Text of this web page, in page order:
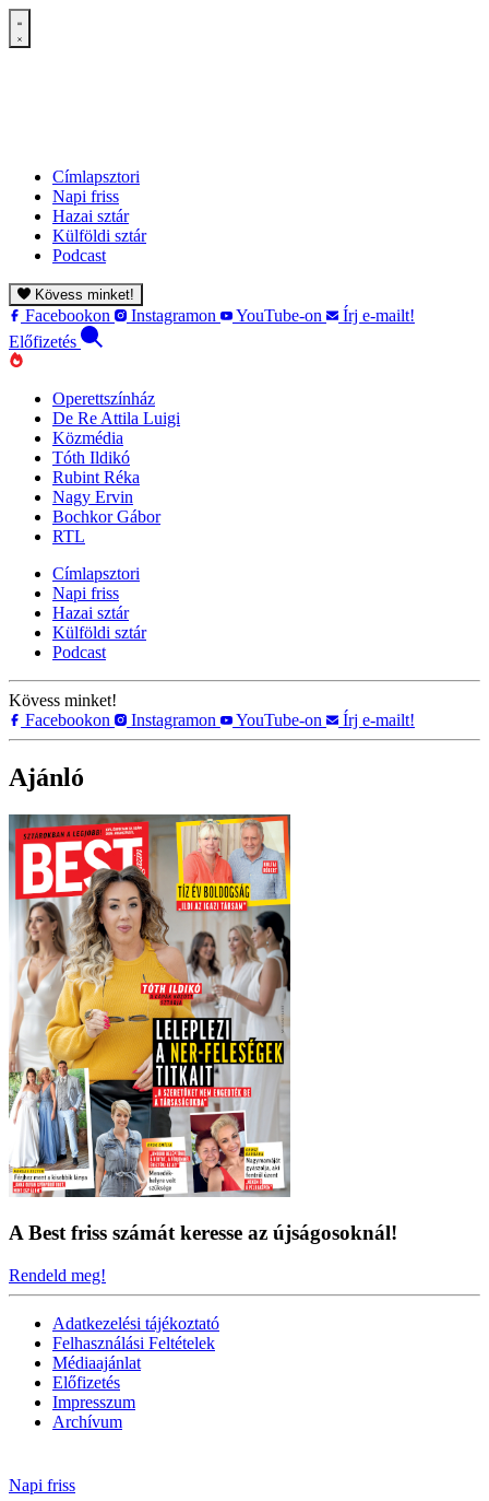
Címlapsztori
Napi friss
Hazai sztár
Külföldi sztár
Podcast
Kövess minket!
Facebookon Instagramon YouTube-on
Írj e-mailt!
Előfizetés
Operettszínház
De Re Attila Luigi
Közmédia
Tóth Ildikó
Rubint Réka
Nagy Ervin
Bochkor Gábor
RTL
Címlapsztori
Napi friss
Hazai sztár
Külföldi sztár
Podcast
Kövess minket!
Facebookon
Instagramon YouTube-on Írj e-mailt!
Ajánló
A Best friss számát keresse az újságosoknál!
Rendeld meg!
Adatkezelési tájékoztató
Felhasználási Feltételek
Médiaajánlat
Előfizetés
Impresszum
Archívum
Napi friss